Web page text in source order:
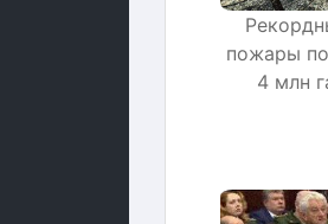
пожары
4 млн